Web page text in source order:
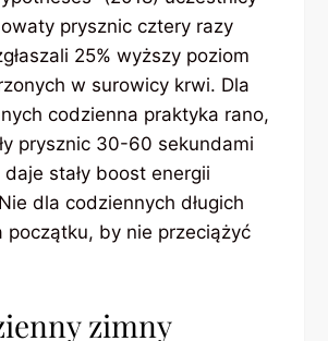
prysznic cztery razy
25% wyższy poziom
w surowicy krwi. Dla
codzienna praktyka rano,
prysznic 30-60 sekundami
stały boost energii
dla codziennych długich
początku, by nie przeciążyć
zimny